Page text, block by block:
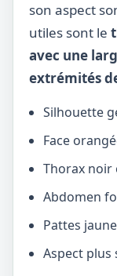
son aspect
utiles sont le
avec une
extrémités
Silhouette
Face
Thorax noir
Abdomen
Pattes
Aspect